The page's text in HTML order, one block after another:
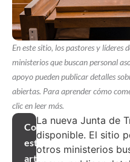
En este sitio, los pastores y líderes
ministerios que buscan personal
apoyo pueden publicar detalles
abiertas. Para aprender cómo
clic en leer más.
Compartir
este
artículo
La nueva Junta de
disponible. El sitio
otros ministerios